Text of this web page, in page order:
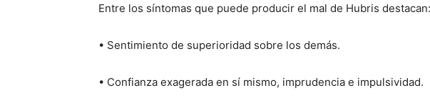
Entre los síntomas que puede producir el mal de Hubris destacan:
• Sentimiento de superioridad sobre los demás.
• Confianza exagerada en sí mismo, imprudencia e impulsividad.